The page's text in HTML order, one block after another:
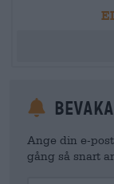
Bevaka
Ange din e-
gång så snart